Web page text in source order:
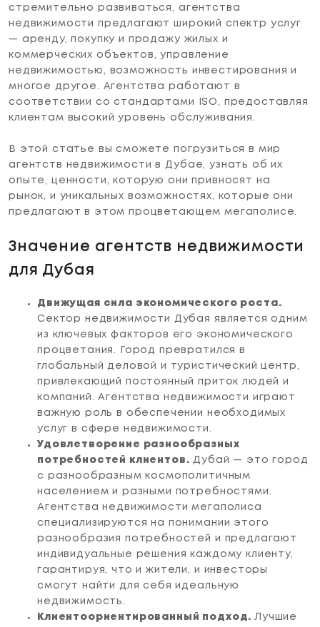
стремительно развиваться, агентства
недвижимости предлагают широкий спектр услуг
— аренду, покупку и продажу жилых и
коммерческих объектов, управление
недвижимостью, возможность инвестирования и
многое другое. Агентства работают в
соответствии со стандартами ISO, предоставляя
клиентам высокий уровень обслуживания.
В этой статье вы сможете погрузиться в мир
агентств недвижимости в Дубае, узнать об их
опыте, ценности, которую они привносят на
рынок, и уникальных возможностях, которые они
предлагают в этом процветающем мегаполисе.
Значение агентств недвижимости
для Дубая
Движущая сила экономического роста.
Сектор недвижимости Дубая является одним
из ключевых факторов его экономического
процветания. Город превратился в
глобальный деловой и туристический центр,
привлекающий постоянный приток людей и
компаний. Агентства недвижимости играют
важную роль в обеспечении необходимых
услуг в сфере недвижимости.
Удовлетворение разнообразных
потребностей клиентов. Дубай — это город
с разнообразным космополитичным
населением и разными потребностями.
Агентства недвижимости мегаполиса
специализируются на понимании этого
разнообразия потребностей и предлагают
индивидуальные решения каждому клиенту,
гарантируя, что и жители, и инвесторы
смогут найти для себя идеальную
недвижимость.
Клиентоориентированный подход. Лучшие